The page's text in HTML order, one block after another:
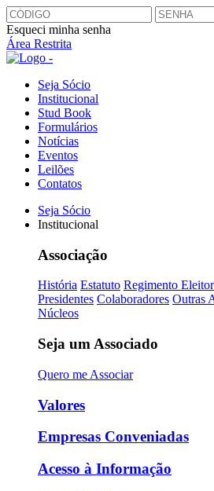
Esqueci minha senha
Área Restrita
Seja Sócio
Institucional
Stud Book
Formulários
Notícias
Eventos
Leilões
Contatos
Seja Sócio
Institucional
Associação
História Estatuto Regimento
Presidentes Colaboradores Outras
Núcleos
Seja um Associado
Quero me Associar
Valores
Empresas Conveniadas
Acesso à Informação